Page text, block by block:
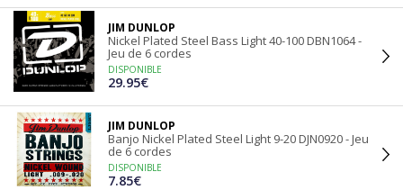
JIM DUNLOP
Nickel Plated Steel Bass Light 40-100 DBN1064 -
Jeu de 6 cordes
DISPONIBLE
29.95€
JIM DUNLOP
Banjo Nickel Plated Steel Light 9-20 DJN0920 - Jeu
de 6 cordes
DISPONIBLE
7.85€